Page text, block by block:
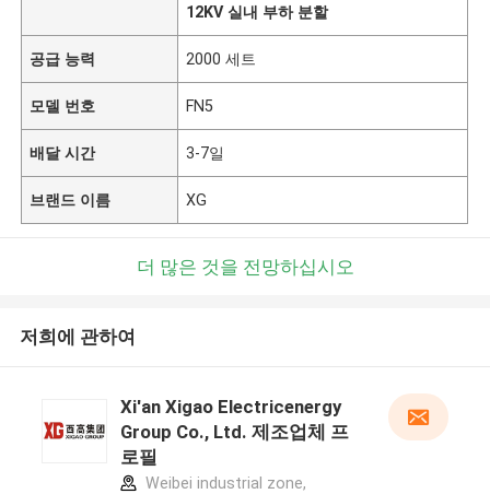
12KV 실내 부하 분할
공급 능력 2000 세트
모델 번호 FN5
배달 시간 3-7일
브랜드 이름 XG
더 많은 것을 전망하십시오
저희에 관하여
Xi'an Xigao Electricenergy
Group Co., Ltd. 제조업체 프
로필
Weibei industrial zone,